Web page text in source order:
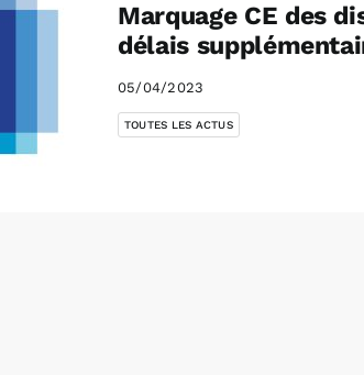
Marquage CE des
délais
05/04/2023
TOUTES LES ACTUS